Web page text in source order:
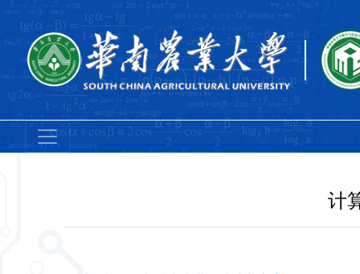
计